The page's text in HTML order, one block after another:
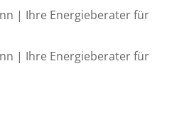
| Ihre Energieberater für
| Ihre Energieberater für